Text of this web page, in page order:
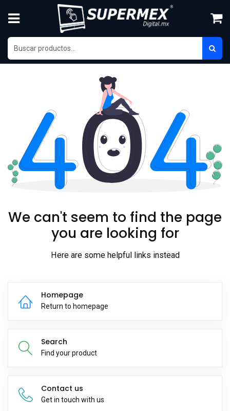
We can't seem to find the page
you are looking for
Here are some helpful links instead
Homepage
Return to homepage
Search
Find your product
Contact us
Get in touch with us